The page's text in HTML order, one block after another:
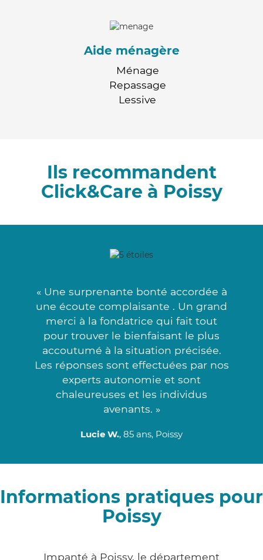
Aide ménagère
Ménage
Repassage
Lessive
Ils recommandent
Click&Care à Poissy
« Une surprenante bonté accordée à
une écoute complaisante . Un grand
merci à la fondatrice qui fait tout
pour trouver le bienfaisant le plus
accoutumé à la situation précisée.
Les réponses sont effectuées par nos
experts autonomie et sont
chaleureuses et les individus
avenants. »
Lucie W., 85 ans, Poissy
Informations pratiques pour
Poissy
Impanté à Poissy, le département